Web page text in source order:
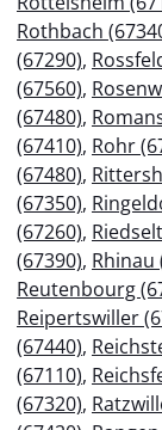
Rothbach
(67290),
(67560),
(67480),
(67410), Rohr
(67480),
(67350),
(67260),
(67390), Rhinau
Reutenbourg
Reipertswiller
(67440),
(67110),
(67320),